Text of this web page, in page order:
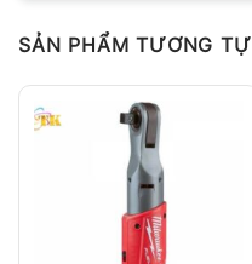
SẢN PHẨM TƯƠNG TỰ